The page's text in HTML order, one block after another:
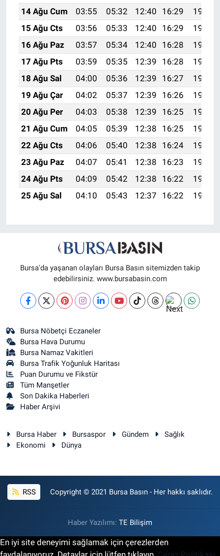
14 Ağu Cum
03:55 05:32 12:40 16:29
19:38
15 Ağu Cts
03:56 05:33 12:40 16:29
19:37
16 Ağu Paz
03:57 05:34 12:40 16:28
19:35
17 Ağu Pts
03:59 05:35 12:39 16:28
19:34
18 Ağu Sal
04:00 05:36 12:39 16:27
19:33
19 Ağu Çar
04:02 05:37 12:39 16:26
19:31
20 Ağu Per
04:03 05:38 12:39 16:25
19:30
21 Ağu Cum
04:05 05:39 12:38 16:25
19:28
22 Ağu Cts
04:06 05:40 12:38 16:24
19:27
23 Ağu Paz
04:07 05:41 12:38 16:23
19:25
24 Ağu Pts
04:09 05:42 12:38 16:22
19:24
25 Ağu Sal
04:10 05:43 12:37 16:22 19:22
Bursa'da yaşanan olayları Bursa Basın sitemizden takip
edebilirsiniz. www.bursabasin.com
Bursa Nöbetçi Eczaneler
Bursa Hava Durumu
Bursa Namaz Vakitleri
Bursa Trafik Yoğunluk Haritası
Puan Durumu ve Fikstür
Tüm Manşetler
Son Dakika Haberleri
Haber Arşivi
Bursa Haber Bursaspor Gündem
Sağlık
Ekonomi
Dünya
RSS Copyright © 2021 Bursa Basın - Her hakkı saklıdır.
Haber Yazılımı: TE Bilişim
En iyi site deneyimi sağlamak için çerezlerden